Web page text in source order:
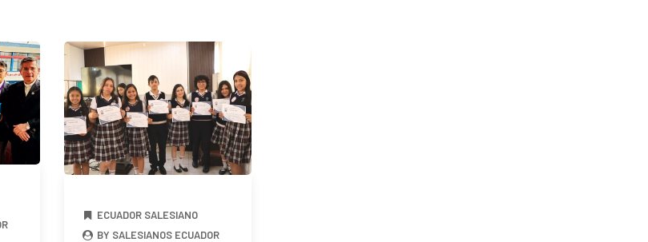
ECUADOR SALESIANO
BY SALESIANOS ECUADOR